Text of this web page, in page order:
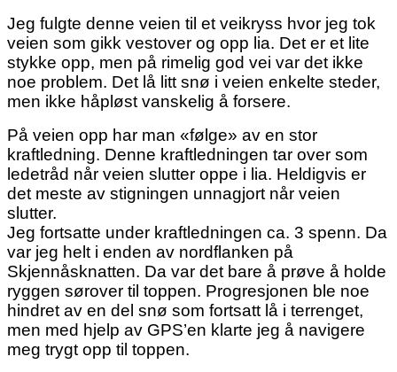
Jeg fulgte denne veien til et veikryss hvor jeg tok
veien som gikk vestover og opp lia. Det er et lite
stykke opp, men på rimelig god vei var det ikke
noe problem. Det lå litt snø i veien enkelte steder,
men ikke håpløst vanskelig å forsere.
På veien opp har man «følge» av en stor
kraftledning. Denne kraftledningen tar over som
ledetråd når veien slutter oppe i lia. Heldigvis er
det meste av stigningen unnagjort når veien
slutter.
Jeg fortsatte under kraftledningen ca. 3 spenn. Da
var jeg helt i enden av nordflanken på
Skjennåsknatten. Da var det bare å prøve å holde
ryggen sørover til toppen. Progresjonen ble noe
hindret av en del snø som fortsatt lå i terrenget,
men med hjelp av GPS’en klarte jeg å navigere
meg trygt opp til toppen.